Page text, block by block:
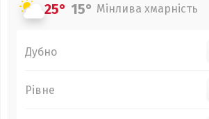
25° 15° Мінлива хмарність
Дубно
Рівне